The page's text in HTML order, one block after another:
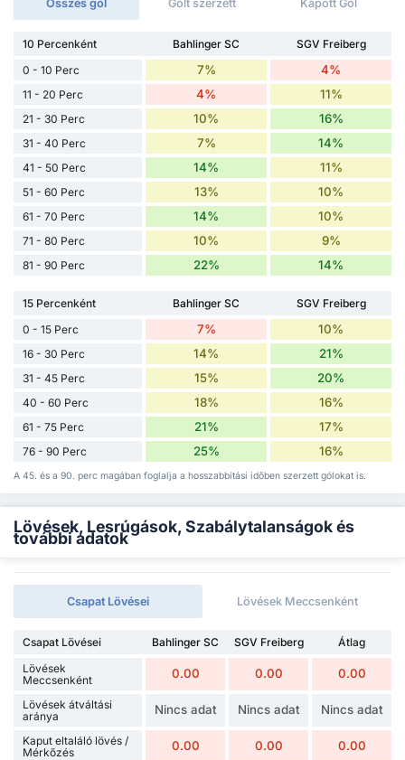
Összes gól Gólt szerzett Kapott Gól
10 Percenként Bahlinger SC
SGV Freiberg
0 - 10 Perc
7% 4%
11 - 20 Perc 4% 11%
21 - 30 Perc 10% 16%
31 - 40 Perc 7% 14%
41 - 50 Perc 14% 11%
51 - 60 Perc 13% 10%
61 - 70 Perc 14% 10%
71 - 80 Perc 10% 9%
81 - 90 Perc 22% 14%
15 Percenként Bahlinger SC
SGV Freiberg
0 - 15 Perc
7% 10%
16 - 30 Perc 14% 21%
31 - 45 Perc 15% 20%
40 - 60 Perc 18% 16%
61 - 75 Perc 21% 17%
76 - 90 Perc 25% 16%
A 45. és a 90. perc magában foglalja a hosszabbítási időben szerzett gólokat is.
Lövések, Lesrúgások, Szabálytalanságok és
további adatok
Csapat Lövései Lövések Meccsenként
Csapat Lövései Bahlinger SC SGV Freiberg
Átlag
Lövések
Meccsenként
0.00 0.00 0.00
Lövések átváltási
aránya
Nincs adat Nincs adat Nincs adat
Kaput eltaláló lövés /
Mérkőzés
0.00 0.00 0.00